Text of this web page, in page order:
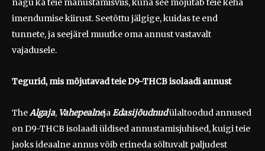
nagu ka teie manustamisviis, kuna see mõjutab teie keha
imendumise kiirust. Seetõttu jälgige, kuidas te end
tunnete, ja seejärel muutke oma annust vastavalt
vajadusele.
Tegurid, mis mõjutavad teie D9-THCB isolaadi annust
TheAlgaja, VahepealnejaEdasijõudnudülaltoodud annused
on D9-THCB isolaadi üldised annustamisjuhised, kuigi teie
jaoks ideaalne annus võib erineda sõltuvalt paljudest